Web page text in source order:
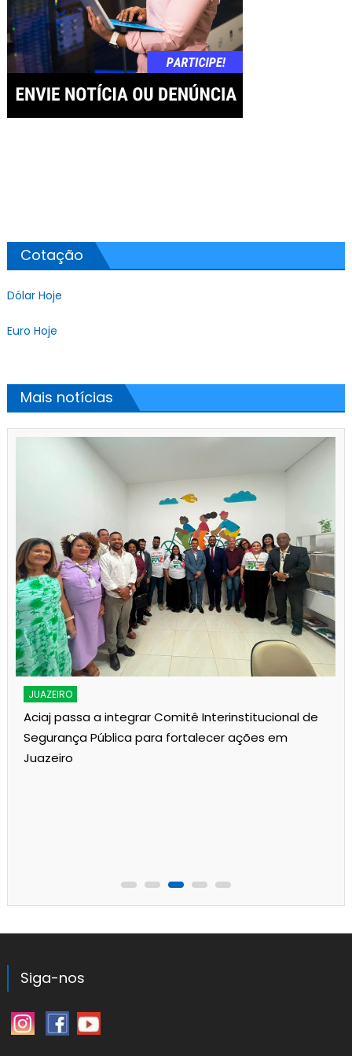
Cotação
Dólar Hoje
Euro Hoje
Mais notícias
JUAZEIRO
Aciaj passa a integrar Comitê Interinstitucional de
Segurança Pública para fortalecer ações em
Juazeiro
Siga-nos